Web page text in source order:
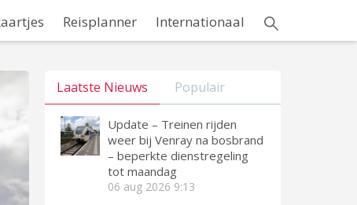
Reisplanner Internationaal
Laatste Nieuws Populair
Update – Treinen rijden
weer bij Venray na bosbrand
– beperkte dienstregeling
tot maandag
06 aug 2026 9:13